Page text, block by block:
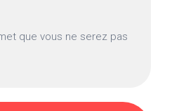
que vous ne serez pas